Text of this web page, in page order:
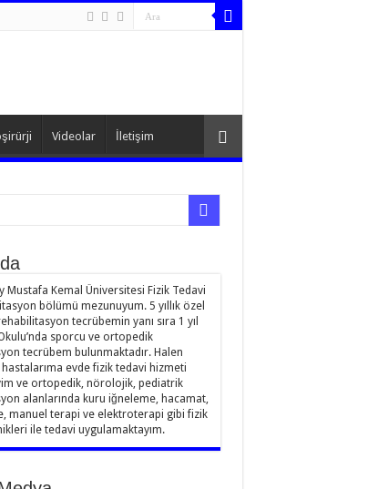
Videolar İletişim
Mustafa Kemal Üniversitesi Fizik Tedavi
bölümü mezunuyum. 5 yıllık özel
tecrübemin yanı sıra 1 yıl
sporcu ve ortopedik
tecrübem bulunmaktadır. Halen
hastalarıma evde fizik tedavi hizmeti
ve ortopedik, nörolojik, pediatrik
alanlarında kuru iğneleme, hacamat,
manuel terapi ve elektroterapi gibi fizik
ile tedavi uygulamaktayım.